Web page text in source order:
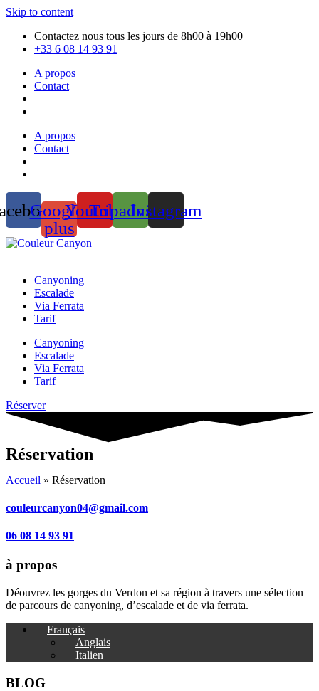
Skip to content
Contactez nous tous les jours de 8h00 à 19h00
+33 6 08 14 93 91
A propos
Contact
A propos
Contact
Google-
plus
Youtube
Tripadvisor
Instagram
Canyoning
Escalade
Via Ferrata
Tarif
Canyoning
Escalade
Via Ferrata
Tarif
Réserver
Réservation
Accueil » Réservation
couleurcanyon04@gmail.com
06 08 14 93 91
à propos
Déouvrez les gorges du Verdon et sa région à travers une sélection
de parcours de canyoning, d’escalade et de via ferrata.
Français
Anglais
Italien
BLOG